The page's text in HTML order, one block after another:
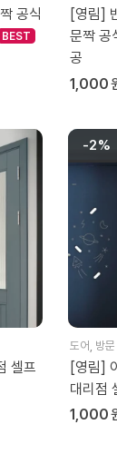
공식
[영림]
문짝 공
공
1,000
셀프
-2%
도어 방문
[영림]
대리점
1,000